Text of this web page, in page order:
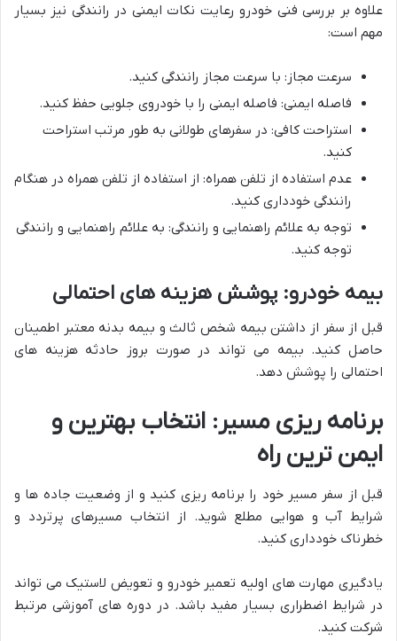
علاوه بر بررسی فنی خودرو رعایت نکات ایمنی در رانندگی نیز بسیار
مهم است:
سرعت مجاز: با سرعت مجاز رانندگی کنید.
فاصله ایمنی: فاصله ایمنی را با خودروی جلویی حفظ کنید.
استراحت کافی: در سفرهای طولانی به طور مرتب استراحت
کنید.
عدم استفاده از تلفن همراه: از استفاده از تلفن همراه در هنگام
رانندگی خودداری کنید.
توجه به علائم راهنمایی و رانندگی: به علائم راهنمایی و رانندگی
توجه کنید.
بیمه خودرو: پوشش هزینه های احتمالی
قبل از سفر از داشتن بیمه شخص ثالث و بیمه بدنه معتبر اطمینان
حاصل کنید. بیمه می تواند در صورت بروز حادثه هزینه های
احتمالی را پوشش دهد.
برنامه ریزی مسیر: انتخاب بهترین و
ایمن ترین راه
قبل از سفر مسیر خود را برنامه ریزی کنید و از وضعیت جاده ها و
شرایط آب و هوایی مطلع شوید. از انتخاب مسیرهای پرتردد و
خطرناک خودداری کنید.
یادگیری مهارت های اولیه تعمیر خودرو و تعویض لاستیک می تواند
در شرایط اضطراری بسیار مفید باشد. در دوره های آموزشی مرتبط
شرکت کنید.